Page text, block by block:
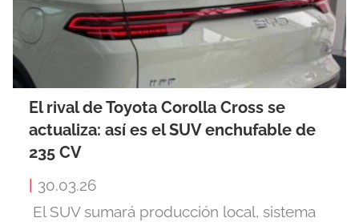
El rival de Toyota Corolla Cross se
actualiza: así es el SUV enchufable de
235 CV
| 30.03.26
El SUV sumará producción local, sistema